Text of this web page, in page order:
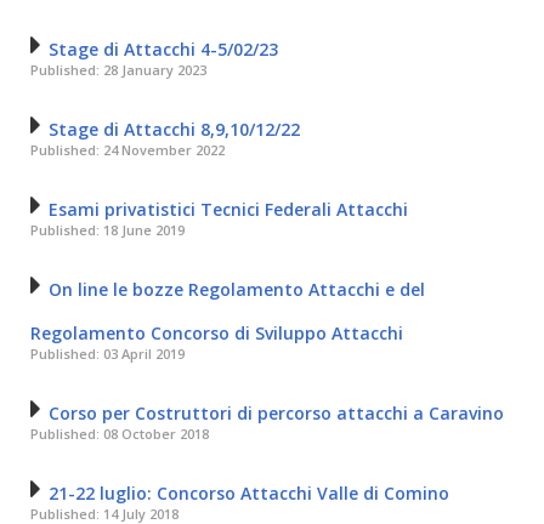
Stage di Attacchi 4-5/02/23
Published: 28 January 2023
Stage di Attacchi 8,9,10/12/22
Published: 24 November 2022
Esami privatistici Tecnici Federali Attacchi
Published: 18 June 2019
On line le bozze Regolamento Attacchi e del
Regolamento Concorso di Sviluppo Attacchi
Published: 03 April 2019
Corso per Costruttori di percorso attacchi a Caravino
Published: 08 October 2018
21-22 luglio: Concorso Attacchi Valle di Comino
Published: 14 July 2018